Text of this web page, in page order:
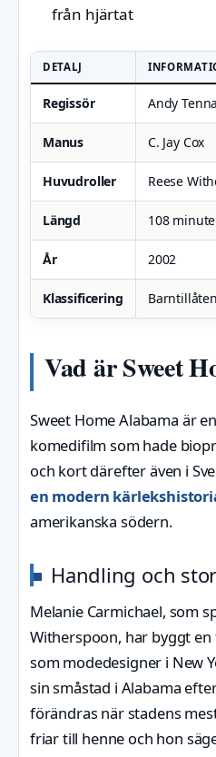
från hjärtat
DETALJ
Regissör Andy
Manus C. Jay Cox
Huvudroller Reese
Längd 108
År 2002
Klassificering Barntillåten
Vad är Sweet
Sweet Home Alabama är
komedifilm som hade
och kort därefter även i
en modern
amerikanska södern.
Handling och
Melanie Carmichael, som
Witherspoon, har byggt
som modedesigner i New
sin småstad i Alabama
förändras när stadens
friar till henne och hon